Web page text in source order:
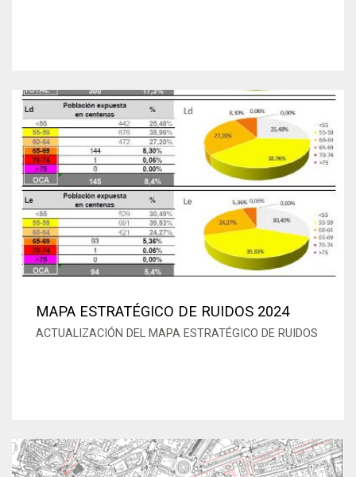
MAPA ESTRATÉGICO DE RUIDOS 2024
ACTUALIZACIÓN DEL MAPA ESTRATÉGICO DE RUIDOS